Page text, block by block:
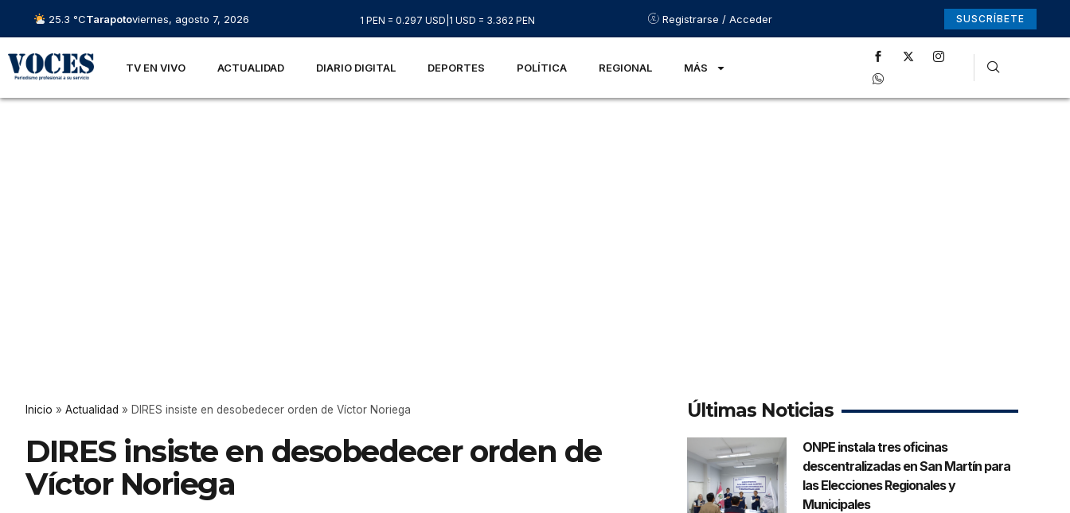
25.3 °CTarapotoviernes, agosto 7, 2026 1 PEN = 0.297 USD 1 USD = 3.362 PEN Registrarse / Acceder SUSCRÍBETE
TV EN VIVO ACTUALIDAD DIARIO DIGITAL DEPORTES POLÍTICA REGIONAL MÁS
Inicio » Actualidad » DIRES insiste en desobedecer orden de Víctor Noriega
DIRES insiste en desobedecer orden de
Víctor Noriega
Últimas Noticias
ONPE instala tres oficinas
descentralizadas en San Martín para
las Elecciones Regionales y
Municipales